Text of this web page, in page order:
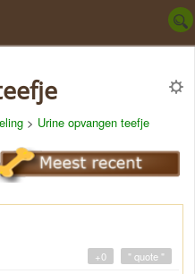
> Urine opvangen teefje
" quote "
+0